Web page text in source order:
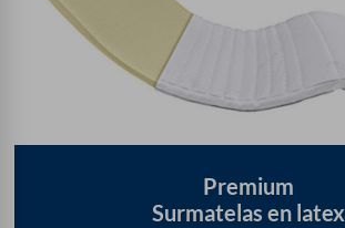
Premium
Surmatelas en latex